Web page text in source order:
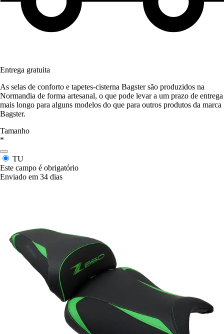
Entrega gratuita
As selas de conforto e tapetes-cisterna Bagster são produzidos na
Normandia de forma artesanal, o que pode levar a um prazo de entrega
mais longo para alguns modelos do que para outros produtos da marca
Bagster.
Tamanho
*
TU
Este campo é obrigatório
Enviado em 34 dias